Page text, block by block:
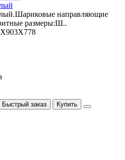
направляющие
размеры:Ш..
Быстрый заказ Купить